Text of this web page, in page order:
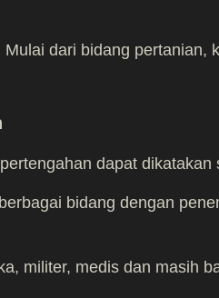
dari bidang pertanian,
dapat dikatakan
bidang dengan
militer, medis dan masih